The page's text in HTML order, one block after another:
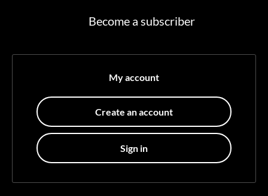
My account
Create an account
Sign in
Become a subscriber